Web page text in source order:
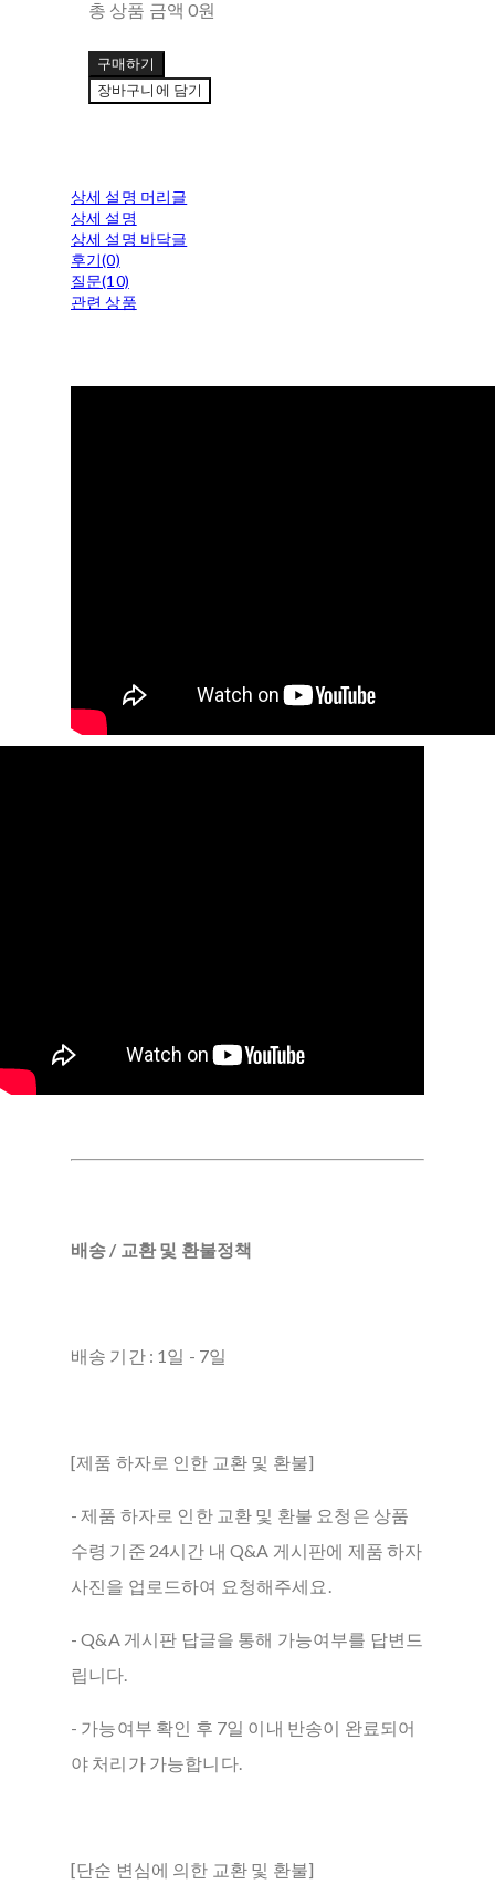
총 상품 금액 0원
구매하기
장바구니에 담기
상세 설명 머리글
상세 설명
상세 설명 바닥글
후기(0)
질문(10)
관련 상품
배송 / 교환 및 환불정책
배송 기간 : 1일 - 7일
[제품 하자로 인한 교환 및 환불]
- 제품 하자로 인한 교환 및 환불 요청은 상품
수령 기준 24시간 내 Q&A 게시판에 제품 하자
사진을 업로드하여 요청해주세요.
- Q&A 게시판 답글을 통해 가능여부를 답변드
립니다.
- 가능여부 확인 후 7일 이내 반송이 완료되어
야 처리가 가능합니다.
[단순 변심에 의한 교환 및 환불]